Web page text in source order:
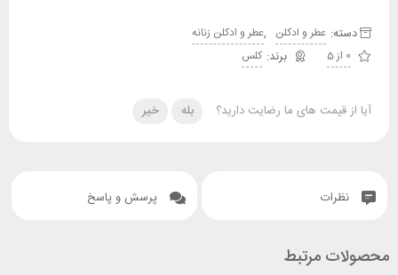
دسته: عطر و ادکلن ,عطر و ادکلن زنانه
0 از 5
کلس
آیا از قیمت های ما رضایت دارید؟ بله خیر
نظرات پرسش و پاسخ
محصولات مرتبط